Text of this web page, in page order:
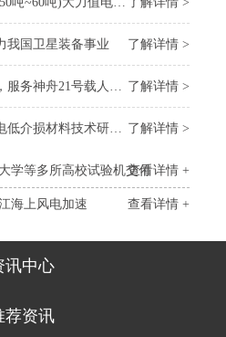
了解详情 >
我国卫星装备事业
了解详情 >
21号载人飞船 “上太空”
了解详情 >
研讨会》召开，我司受邀参会
查看详情 +
学等多所高校试验机交付
查看详情 +
海上风电加速
讯中心
荐资讯